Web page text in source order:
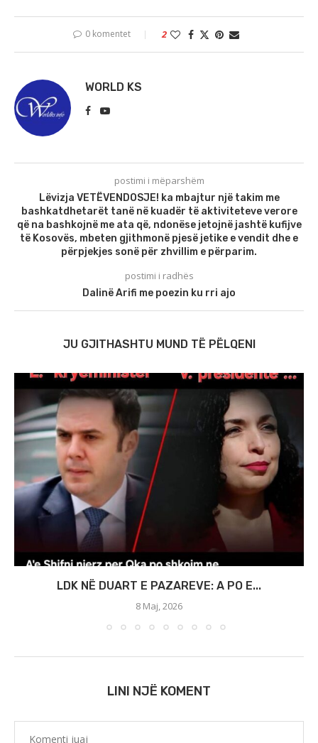
0 komentet 2
WORLD KS
postimi i mëparshëm
Lëvizja VETËVENDOSJE! ka mbajtur një takim me
bashkatdhetarët tanë në kuadër të aktiviteteve verore
që na bashkojnë me ata që, ndonëse jetojnë jashtë kufijve
të Kosovës, mbeten gjithmonë pjesë jetike e vendit dhe e
përpjekjes sonë për zhvillim e përparim.
postimi i radhës
Dalinë Arifi me poezin ku rri ajo
JU GJITHASHTU MUND TË PËLQENI
LDK NË DUART E PAZAREVE: A PO E...
8 Maj, 2026
LINI NJË KOMENT